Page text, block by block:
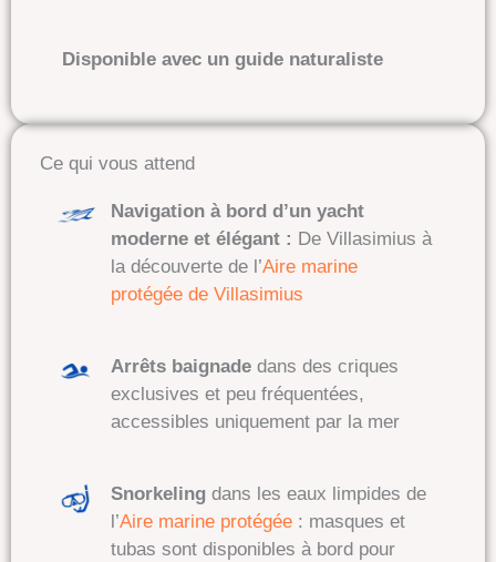
Disponible avec un guide naturaliste
Ce qui vous attend
Navigation à bord d’un yacht
moderne et élégant : De Villasimius à
la découverte de l’Aire marine
protégée de Villasimius
Arrêts baignade dans des criques
exclusives et peu fréquentées,
accessibles uniquement par la mer
Snorkeling dans les eaux limpides de
l’Aire marine protégée: masques et
tubas sont disponibles à bord pour